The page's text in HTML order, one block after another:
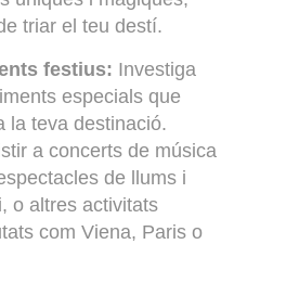
triar el teu destí.
festius: Investiga
especials que
la teva destinació.
a concerts de música
de llums i
o altres activitats
com Viena, Paris o